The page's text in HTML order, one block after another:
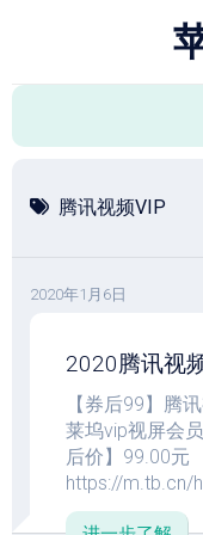
容
腾讯视频VIP
2020年1月6日
2020腾讯视
【券后99】腾
莱坞vip视屏会
后价】99.00元
https://m.tb.cn/